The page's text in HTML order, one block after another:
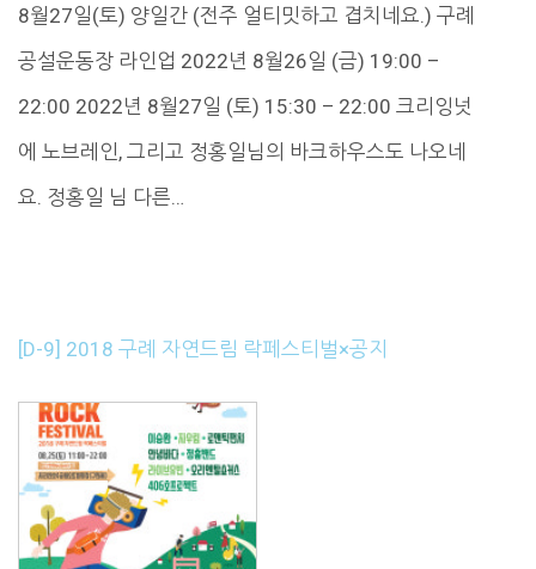
8월27일(토) 양일간 (전주 얼티밋하고 겹치네요.) 구례
공설운동장 라인업 2022년 8월26일 (금) 19:00 –
22:00 2022년 8월27일 (토) 15:30 – 22:00 크리잉넛
에 노브레인, 그리고 정홍일님의 바크하우스도 나오네
요. 정홍일 님 다른…
[D-9] 2018 구례 자연드림 락페스티벌×공지